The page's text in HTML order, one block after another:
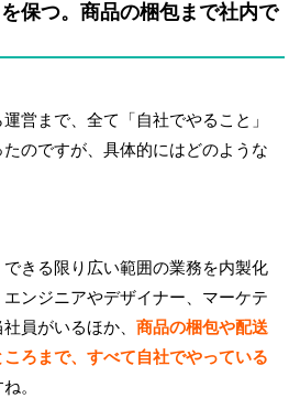
保つ。商品の梱包まで社内で
営まで、全て「自社でやること」
のですが、具体的にはどのような
きる限り広い範囲の業務を内製化
ンジニアやデザイナー、マーケテ
社員がいるほか、商品の梱包や配送
ろまで、すべて自社でやっている
。